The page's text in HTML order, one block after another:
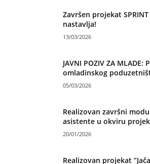
Završen projekat
nastavlja!
13/03/2026
JAVNI POZIV ZA
omladinskog
05/03/2026
Realizovan završni
asistente u okviru
20/01/2026
Realizovan projekat